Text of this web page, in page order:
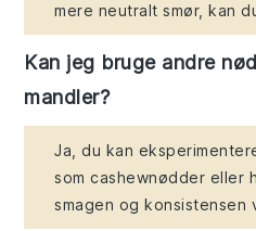
mere neutralt smør, kan
Kan jeg bruge andre
mandler?
Ja, du kan
som cashewnødder eller
smagen og konsistensen